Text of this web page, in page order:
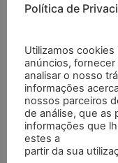
– Capacidade de
– Interface RS-232
– Memória
– Tempo de
– Manuseamento
– Função de
– Inclui peso de
– Grande tela
Política de
Utilizamos
anúncios,
analisar o nosso
informações
nossos parceiros
de análise, que as
informações que
estes a
partir da sua